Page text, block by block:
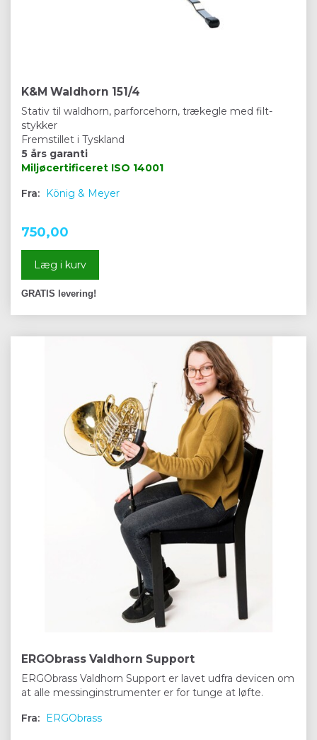
K&M Waldhorn 151/4
Stativ til waldhorn, parforcehorn, trækegle med filt-
stykker
Fremstillet i Tyskland
5 års garanti
Miljøcertificeret ISO 14001
Fra: König & Meyer
750,00
Læg i kurv
GRATIS levering!
ERGObrass Valdhorn Support
ERGObrass Valdhorn Support er lavet udfra devicen om
at alle messinginstrumenter er for tunge at løfte.
Fra: ERGObrass